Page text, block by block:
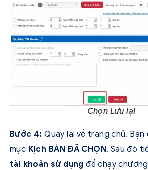
Chọn Lưu lại
Bước 4: Quay lại về trang chủ. Bạn
mục Kịch BẢN ĐÃ CHỌN. Sau đó
tài khoản sử dụng để chạy